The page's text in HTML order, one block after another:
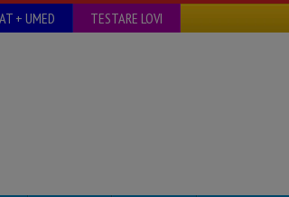
+ UMED TESTARE LOVI